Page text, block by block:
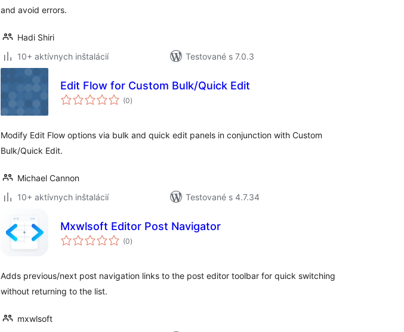
and avoid errors.
Hadi Shiri
10+ aktívnych inštalácií
Testované s 7.0.3
Edit Flow for Custom Bulk/Quick Edit
(0celkové
hodnotenie
)
Modify Edit Flow options via bulk and quick edit panels in conjunction with Custom
Bulk/Quick Edit.
Michael Cannon
10+ aktívnych inštalácií
Testované s 4.7.34
Mxwlsoft Editor Post Navigator
(0celkové
hodnotenie
)
Adds previous/next post navigation links to the post editor toolbar for quick switching
without returning to the list.
mxwlsoft